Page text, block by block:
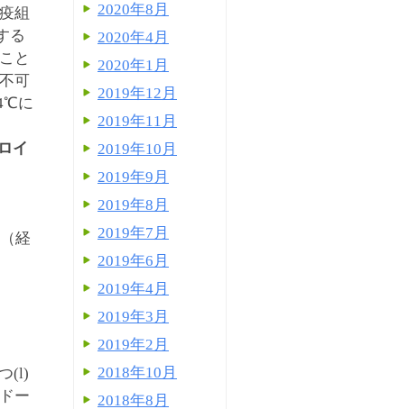
組
る
と
可
に
イ
経
(l)
ー
2020年8月
2020年4月
2020年1月
2019年12月
2019年11月
2019年10月
2019年9月
2019年8月
2019年7月
2019年6月
2019年4月
2019年3月
2019年2月
2018年10月
2018年8月